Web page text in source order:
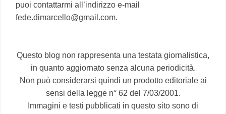
puoi contattarmi all’indirizzo e-mail
fede.dimarcello@gmail.com.
Questo blog non rappresenta una testata giornalistica,
in quanto aggiornato senza alcuna periodicità.
Non può considerarsi quindi un prodotto editoriale ai
sensi della legge n° 62 del 7/03/2001.
Immagini e testi pubblicati in questo sito sono di